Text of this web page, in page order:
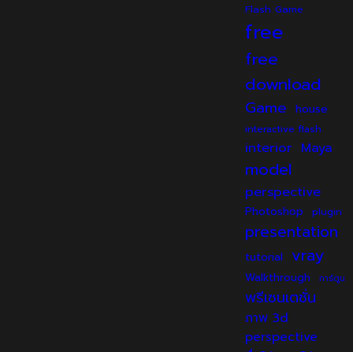
Flash Game
free
free
download
Game house
interactive flash
interior Maya
model
perspective
Photoshop plugin
presentation
tutorial vray
Walkthrough การ์ตูน
พรีเซนเตชั่น
ภาพ 3d
perspective